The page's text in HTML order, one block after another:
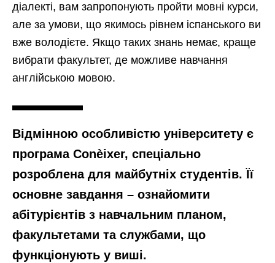
діалекті, вам запропонують пройти мовні курси,
але за умови, що якимось рівнем іспанського ви
вже володієте. Якщо таких знань немає, краще
вибрати факультет, де можливе навчання
англійською мовою.
Відмінною особливістю університету є
програма Conèixer, спеціально
розроблена для майбутніх студентів. Її
основне завдання – ознайомити
абітурієнтів з навчальним планом,
факультетами та службами, що
функціонують у виші.